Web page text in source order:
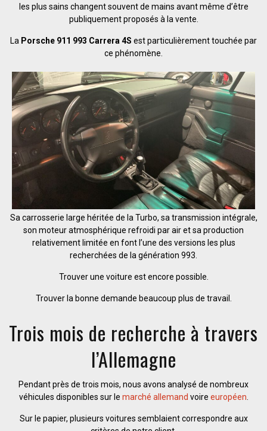
les plus sains changent souvent de mains avant même d’être
publiquement proposés à la vente.
La Porsche 911 993 Carrera 4S est particulièrement touchée par
ce phénomène.
Sa carrosserie large héritée de la Turbo, sa transmission intégrale,
son moteur atmosphérique refroidi par air et sa production
relativement limitée en font l’une des versions les plus
recherchées de la génération 993.
Trouver une voiture est encore possible.
Trouver la bonne demande beaucoup plus de travail.
Trois mois de recherche à travers
l’Allemagne
Pendant près de trois mois, nous avons analysé de nombreux
véhicules disponibles sur le marché allemand voire européen.
Sur le papier, plusieurs voitures semblaient correspondre aux